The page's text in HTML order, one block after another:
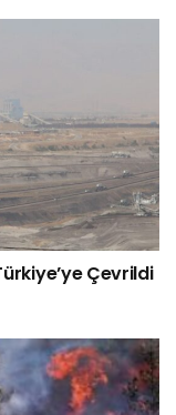
Çevrildi